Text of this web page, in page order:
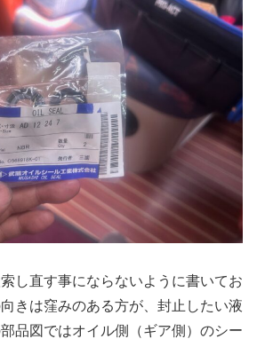
し直す事にならないように書いてお
きは窪みのある方が、封止したい液
品図ではオイル側（ギア側）のシー